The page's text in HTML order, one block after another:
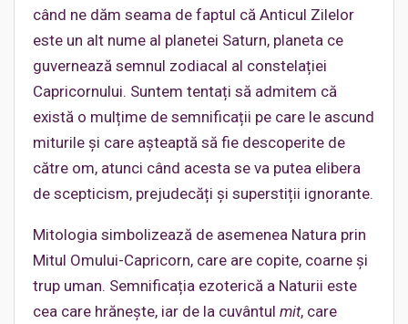
când ne dăm seama de faptul că Anticul Zilelor
este un alt nume al planetei Saturn, planeta ce
guvernează semnul zodiacal al constelației
Capricornului. Suntem tentați să admitem că
există o mulțime de semnificații pe care le ascund
miturile și care așteaptă să fie descoperite de
către om, atunci când acesta se va putea elibera
de scepticism, prejudecăți și superstiții ignorante.
Mitologia simbolizează de asemenea Natura prin
Mitul Omului-Capricorn, care are copite, coarne și
trup uman. Semnificația ezoterică a Naturii este
cea care hrănește, iar de la cuvântul mit, care